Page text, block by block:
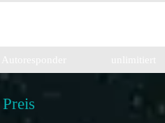
Preis